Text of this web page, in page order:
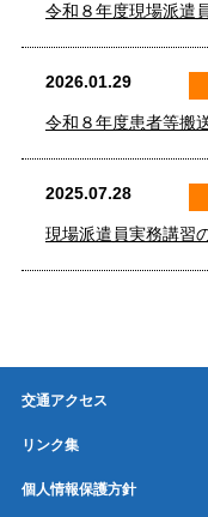
令和８年度現場派遣
2026.01.29
令和８年度患者等搬
2025.07.28
現場派遣員実務講習
交通アクセス
リンク集
個人情報保護方針